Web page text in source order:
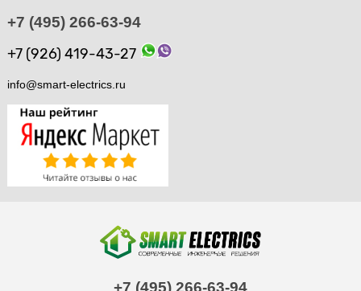
+7 (495) 266-63-94
+7 (926) 419-43-27
info@smart-electrics.ru
+7 (495) 266-63-94